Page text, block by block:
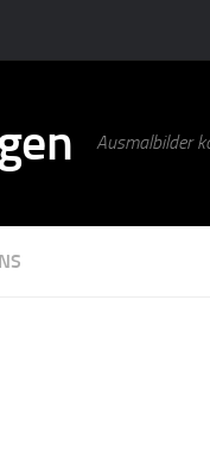
Ausmalbilder